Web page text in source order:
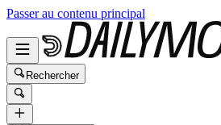
Passer au contenu principal
Rechercher